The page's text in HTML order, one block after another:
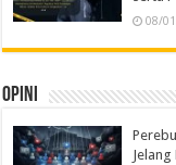
08/
Opini
Jelang